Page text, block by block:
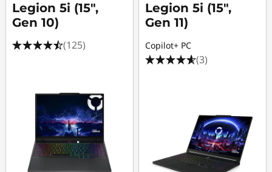
Legion 5i (15",
Gen 10)
(125)
Legion 5i (15",
Gen 11)
Copilot+ PC
(3)